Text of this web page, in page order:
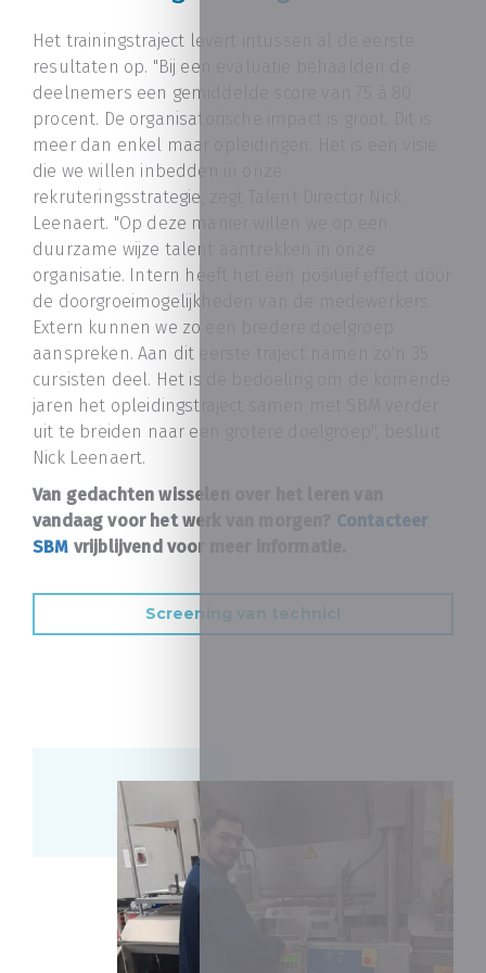
Het trainingstraject levert intussen al de eerste
resultaten op. "Bij een evaluatie behaalden de
deelnemers een gemiddelde score van 75 à 80
procent. De organisatorische impact is groot. Dit is
meer dan enkel maar opleidingen. Het is een visie
die we willen inbedden in onze
rekruteringsstrategie, zegt Talent Director Nick
Leenaert. "Op deze manier willen we op een
duurzame wijze talent aantrekken in onze
organisatie. Intern heeft het een positief effect door
de doorgroeimogelijkheden van de medewerkers.
Extern kunnen we zo een bredere doelgroep
aanspreken. Aan dit eerste traject namen zo'n 35
cursisten deel. Het is de bedoeling om de komende
jaren het opleidingstraject samen met SBM verder
uit te breiden naar een grotere doelgroep'', besluit
Nick Leenaert.
Van gedachten wisselen over het leren van
vandaag voor het werk van morgen? Contacteer
SBM vrijblijvend voor meer informatie.
Screening van technici